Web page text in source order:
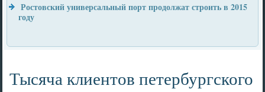
Ростовский универсальный порт продолжат строить в 2015
году
Тысяча клиентов петербургского